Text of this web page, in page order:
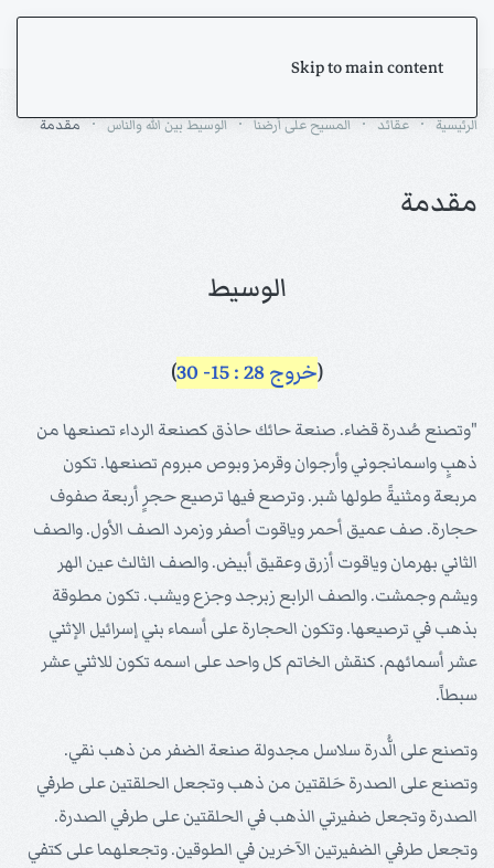
Skip to main content
الرئيسية عقائد المسيح على أرضنا الوسيط بين الله والناس مقدمة
مقدمة
الوسيط
(خروج 28 : 15- 30 )
"وتصنع صُدرة قضاء. صنعة حائك حاذق كصنعة الرداء تصنعها من
ذهبٍ واسمانجوني وأرجوان وقرمز وبوص مبروم تصنعها. تكون
مربعة ومثنيةً طولها شبر. وترصع فيها ترصيع حجرٍ أربعة صفوف
حجارة. صف عميق أحمر وياقوت أصفر وزمرد الصف الأول. والصف
الثاني بهرمان وياقوت أزرق وعقيق أبيض. والصف الثالث عين الهر
ويشم وجمشت. والصف الرابع زبرجد وجزع ويشب. تكون مطوقة
بذهب في ترصيعها. وتكون الحجارة على أسماء بني إسرائيل الإثني
عشر أسمائهم. كنقش الخاتم كل واحد على اسمه تكون للاثني عشر
سبطاً.
وتصنع على الُّدرة سلاسل مجدولة صنعة الضفر من ذهب نقي.
وتصنع على الصدرة حَلقتين من ذهب وتجعل الحلقتين على طرفي
الصدرة وتجعل ضفيرتي الذهب في الحلقتين على طرفي الصدرة.
وتجعل طرفي الضفيرتين الآخرين في الطوقين. وتجعلهما على كتفي